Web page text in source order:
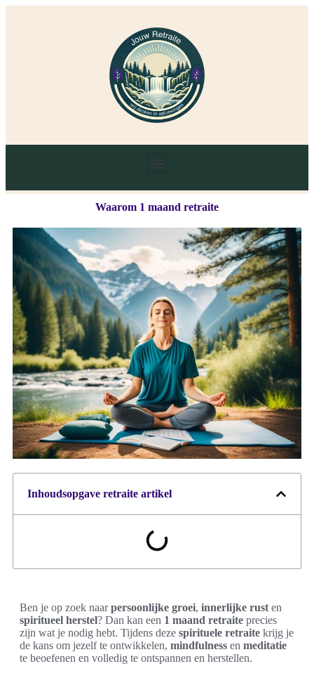
Waarom 1 maand retraite
Inhoudsopgave retraite artikel
Ben je op zoek naarpersoonlijke groei, innerlijke rust en
spiritueel herstel? Dan kan een 1 maand retraite precies
zijn wat je nodig hebt. Tijdens deze spirituele retraite krijg je
de kans om jezelf te ontwikkelen, mindfulness en meditatie
te beoefenen en volledig te ontspannen en herstellen.